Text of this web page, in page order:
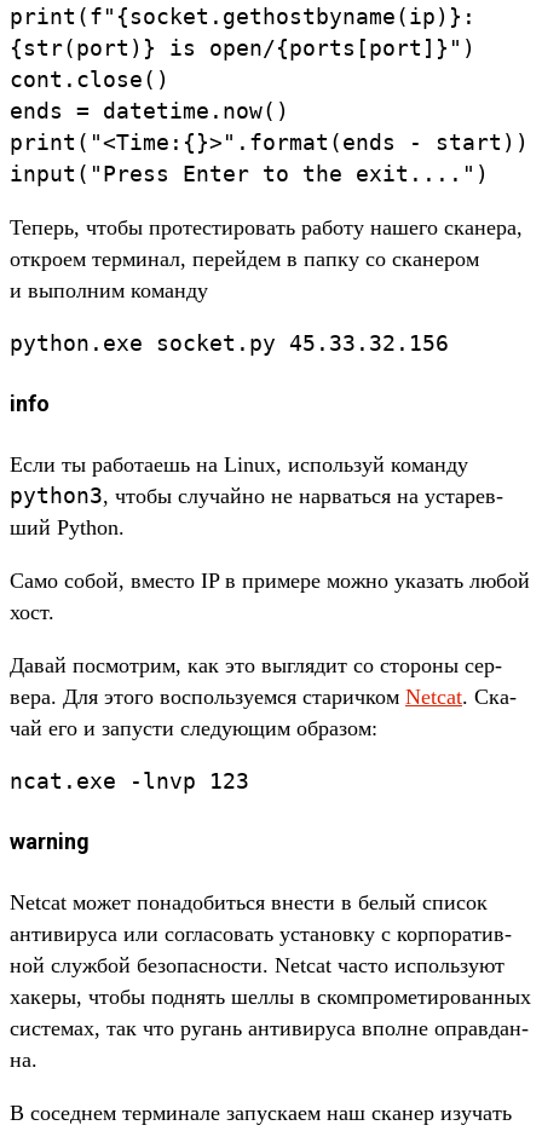
print (f" {socket . gethostbyname(ip) } :
{str(port ) } is open/{ports [port ] } " )
cont . close( )
ends
= datetime . now( )
print ( "<Time:{}>" . format (ends - start ) )
input ( "Press Enter to the exit... . " )
Те­перь, что­бы про­тес­тировать работу нашего ска­нера,
откро­ем тер­минал, перей­дем в пап­ку со ска­нером
и выпол­ним коман­ду
python . exe socket . py 45. 33 . 32. 156
info
Ес­ли ты работа­ешь на Linux, исполь­зуй коман­ду
python3, что­бы слу­чай­но не нар­вать­ся на уста­рев­
ший Python.
Са­мо собой, вмес­то IP в при­мере мож­но ука­зать любой
хост.
Да­вай пос­мотрим, как это выг­лядит со сто­роны сер­
вера. Для это­го вос­поль­зуем­ся ста­рич­ком Netcat. Ска­
чай его и запус­ти сле­дующим обра­зом:
ncat . exe -lnvp 123
warning
Netcat может понадо­бить­ся внес­ти в белый спи­сок
анти­виру­са или сог­ласовать уста­нов­ку с кор­поратив­
ной служ­бой безопас­ности. Netcat час­то исполь­зуют
хакеры, что­бы под­нять шел­лы в ском­про­мети­рован­ных
сис­темах, так что ругань анти­виру­са впол­не оправдан­
на.
В сосед­нем тер­минале запус­каем наш ска­нер изу­чать